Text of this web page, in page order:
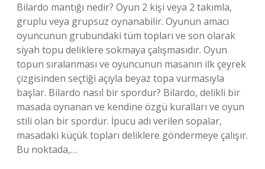
Bilardo mantığı nedir? Oyun 2 kişi veya 2 takımla,
gruplu veya grupsuz oynanabilir. Oyunun amacı
oyuncunun grubundaki tüm topları ve son olarak
siyah topu deliklere sokmaya çalışmasıdır. Oyun
topun sıralanması ve oyuncunun masanın ilk çeyrek
çizgisinden seçtiği açıyla beyaz topa vurmasıyla
başlar. Bilardo nasıl bir spordur? Bilardo, delikli bir
masada oynanan ve kendine özgü kuralları ve oyun
stili olan bir spordur. İpucu adı verilen sopalar,
masadaki küçük topları deliklere göndermeye çalışır.
Bu noktada,…